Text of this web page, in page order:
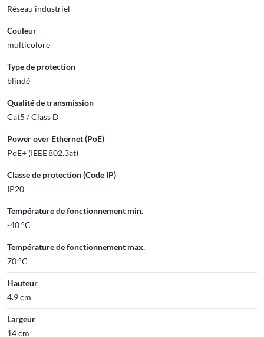
Réseau industriel
Couleur
multicolore
Type de protection
blindé
Qualité de transmission
Cat5 / Class D
Power over Ethernet (PoE)
PoE+ (IEEE 802.3at)
Classe de protection (Code IP)
IP20
Température de fonctionnement min.
-40 °C
Température de fonctionnement max.
70 °C
Hauteur
4.9 cm
Largeur
14 cm